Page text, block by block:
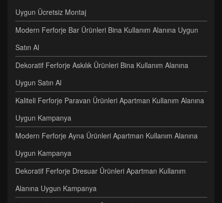
Uygun Ücretsiz Montaj
Modern Ferforje Bar Ürünleri Bina Kullanım Alanına Uygun
Satın Al
Dekoratif Ferforje Askılık Ürünleri Bina Kullanım Alanına
Uygun Satın Al
Kaliteli Ferforje Paravan Ürünleri Apartman Kullanım Alanına
Uygun Kampanya
Modern Ferforje Ayna Ürünleri Apartman Kullanım Alanına
Uygun Kampanya
Dekoratif Ferforje Dresuar Ürünleri Apartman Kullanım
Alanına Uygun Kampanya